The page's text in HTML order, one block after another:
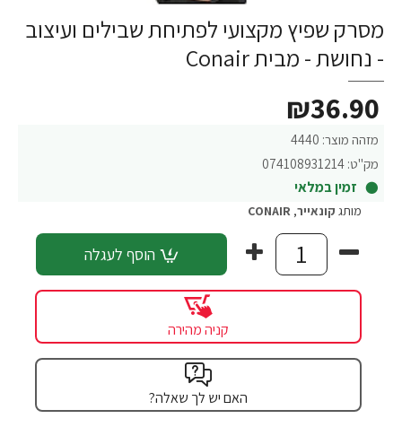
מסרק שפיץ מקצועי לפתיחת שבילים ועיצוב
- נחושת - מבית Conair
מזהה מוצר: 4440
מק"ט: 074108931214
זמין במלאי
₪36.90
מותג קונאייר,
CONAIR
הוסף לעגלה
קניה מהירה
האם יש לך שאלה?